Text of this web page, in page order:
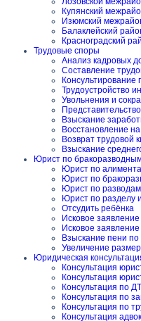
Купянский
Изюмский
Балаклейский
Красноградский
Трудовые споры
Анализ кадровых
Составление
Консультирование
Трудоустройство
Увольнения и
Взыскание
Восстановление
Возврат трудовой
Взыскание
Юрист по
Юрист по
Юрист по
Юрист по разводам
Юрист по разделу
Отсудить ребёнка
Исковое
Исковое
Взыскание пени
Увеличение
Юридическая
Консультация
Консультация
Консультация по
Консультация по
Консультация по
Консультация